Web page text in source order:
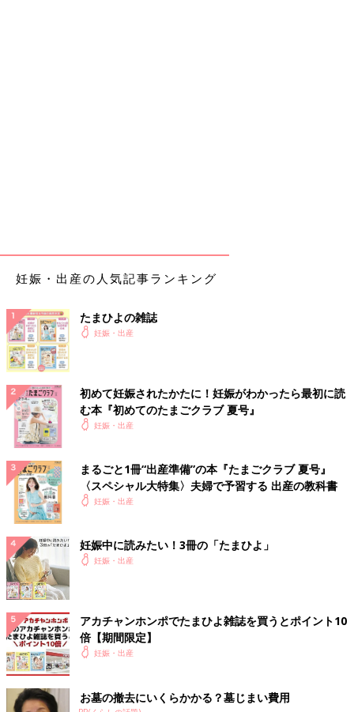
妊娠・出産の人気記事ランキング
たまひよの雑誌
妊娠・出産
初めて妊娠されたかたに！妊娠がわかったら最初に読
む本『初めてのたまごクラブ 夏号』
妊娠・出産
まるごと1冊“出産準備”の本『たまごクラブ 夏号』
〈スペシャル大特集〉夫婦で予習する 出産の教科書
妊娠・出産
妊娠中に読みたい！3冊の「たまひよ」
妊娠・出産
アカチャンホンポでたまひよ雑誌を買うとポイント10
倍【期間限定】
妊娠・出産
お墓の撤去にいくらかかる？墓じまい費用